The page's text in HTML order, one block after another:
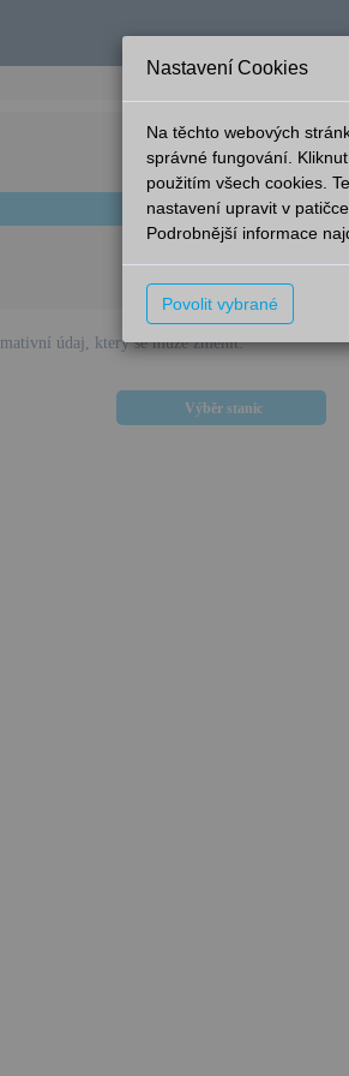
Linka
Omlouváme se, v současné
údaj, který se může změnit.
Výběr stanic
Nastavení Cookies
Na těchto webových
správné fungování.
použitím všech cookies.
nastavení upravit v
Podrobnější informace
Povolit vybrané